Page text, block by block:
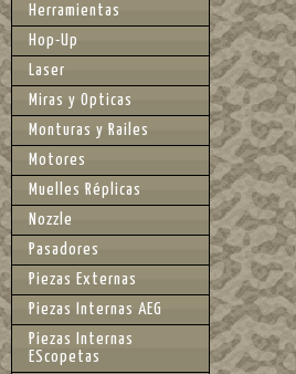
Herramientas
Hop-Up
Laser
Miras y Opticas
Monturas y Railes
Motores
Muelles Réplicas
Nozzle
Pasadores
Piezas Externas
Piezas Internas AEG
Piezas Internas
EScopetas